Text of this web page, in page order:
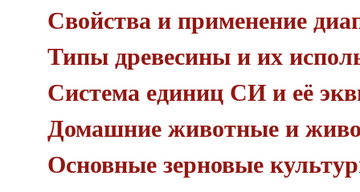
Свойства и применение
Типы древесины и их
Система единиц СИ и её
Домашние животные и
Основные зерновые